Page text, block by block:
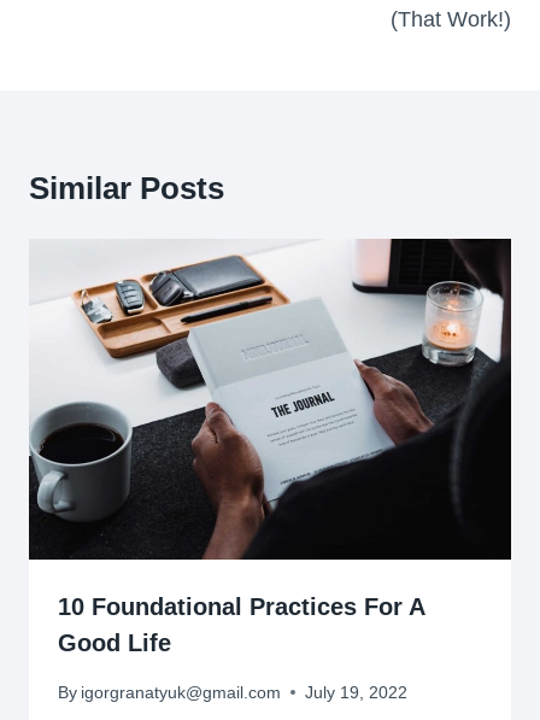
(That Work!)
Similar Posts
10 Foundational Practices For A
Good Life
By igorgranatyuk@gmail.com July 19, 2022